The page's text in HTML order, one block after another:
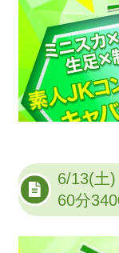
6/13(土
60分